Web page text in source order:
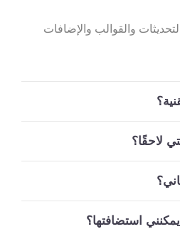
والقوالب والإضافات
لاحقًا؟
استضافتها؟